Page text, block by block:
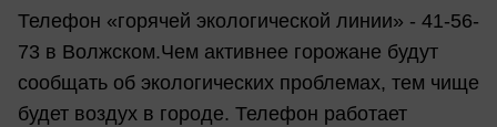
Телефон «горячей экологической линии» - 41-56-
73 в Волжском.Чем активнее горожане будут
сообщать об экологических проблемах, тем чище
будет воздух в городе. Телефон работает